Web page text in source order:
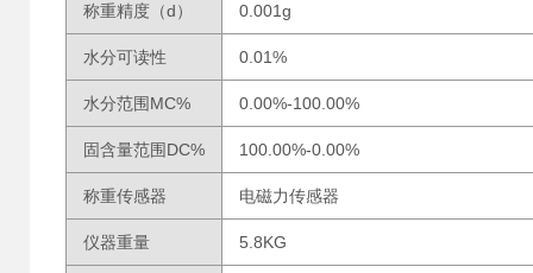
称重精度（d） 0.001g
水分可读性 0.01%
水分范围MC% 0.00%-100.00%
固含量范围DC% 100.00%-0.00%
称重传感器 电磁力传感器
仪器重量 5.8KG